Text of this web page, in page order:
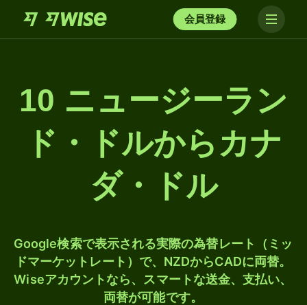
会員登録
10 ニュージーラン
ド・ドルからカナ
ダ・ドル
Google検索で表示される実際の為替レート（ミッ
ドマーケットレート）で、NZDからCADに両替。
Wiseアカウントなら、スマートな送金、支払い、
両替が可能です。